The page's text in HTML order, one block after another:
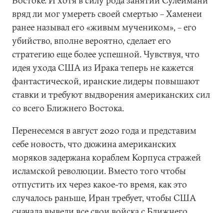
вряд ли мог умереть своей смертью – Хаменеи
ранее называл его «живым мучеником», – его
убийство, вполне вероятно, сделает его
стратегию еще более успешной. Чувствуя, что
идея ухода США из Ирака теперь не кажется
фантастической, иранские лидеры повышают
ставки и требуют выдворения американских сил
со всего Ближнего Востока.
Перенесемся в август 2020 года и представим
себе новость, что дюжина американских
моряков задержана кораблем Корпуса стражей
исламской революции. Вместо того чтобы
отпустить их через какое-то время, как это
случалось раньше, Иран требует, чтобы США